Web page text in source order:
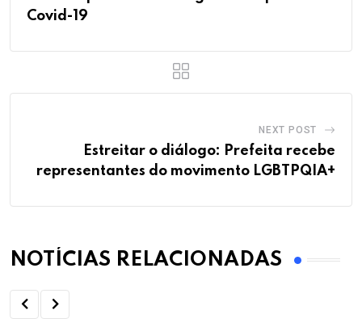
Covid-19
NEXT POST
Estreitar o diálogo: Prefeita recebe
representantes do movimento LGBTPQIA+
NOTÍCIAS RELACIONADAS